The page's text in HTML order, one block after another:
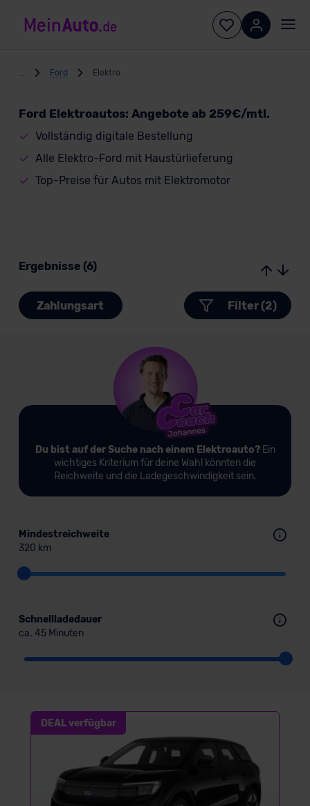
Ford Elektro
Ford Elektroautos: Angebote ab 259€/mtl.
Vollständig digitale Bestellung
Alle Elektro-Ford mit Haustürlieferung
Top-Preise für Autos mit Elektromotor
Ergebnisse (6)
Zahlungsart Filter (2)
Mindestreichweite
320 km
Schnellladedauer
ca. 45 Minuten
Du bist auf der Suche nach einem Elektroauto?Ein
wichtiges Kriterium für deine Wahl könnten die
Reichweite und die Ladegeschwindigkeit sein.
DEAL verfügbar